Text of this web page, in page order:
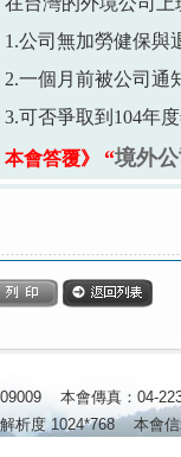
1.公司無加勞健保與
2.一個月前被公司通
3.可否爭取到104年
本會答覆》 “境外
本會傳真：04-
解析度 1024*768本會信